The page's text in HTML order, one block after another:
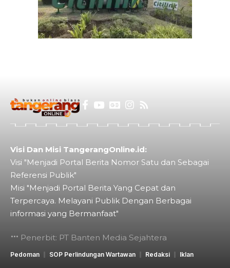
Visi Dan Misi TangerangOnline.id:
Visi "Menjadi Portal Berita Nomor Satu dan Sebagai
Referensi Publik"
Misi "Menjadi Portal Berita Yang Cepat dan
Terpercaya. Melayani Publik Dengan Berbagai
informasi yang Bermanfaat"
Penerbit: PT Banten Media Sejahtera
Pedoman SOP Perlindungan Wartawan Redaksi Iklan